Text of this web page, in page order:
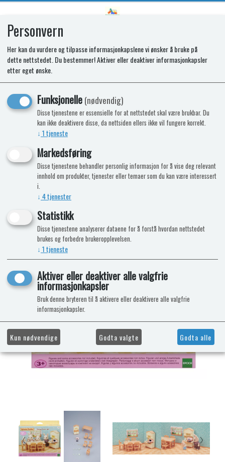
SYLVANIAN KJØKKENINNREDNING -
5340
• Kjøkkenskap med dører og skuffer som
kan åpnes, og uttrekkbar arbeidsbenk
• Med spisebord, 4 stoler og én høystol til
baby
• Med mikrobølgeovn, dekketøy og annet
tilbehør
Kampanje
Personvern
Her kan du vurdere og tilpasse informasjonkapslene vi ønsker å bruke på
dette nettstedet. Du bestemmer! Aktiver eller deaktiver informasjonkapsler
etter eget ønske.
Funksjonelle(nødvendig)
Disse tjenestene er essensielle for at nettstedet skal være brukbar. Du
kan ikke deaktivere disse, da nettsiden ellers ikke vil fungere korrekt.
↓ 1tjeneste
Markedsføring
Disse tjenestene behandler personlig informasjon for å vise deg relevant
innhold om produkter, tjenester eller temaer som du kan være interessert
i.
↓ 4tjenester
Statistikk
Disse tjenestene analyserer dataene for å forstå hvordan nettstedet
brukes og forbedre brukeropplevelsen.
↓ 1tjeneste
Aktiver eller deaktiver alle valgfrie
informasjonkapsler
Bruk denne bryteren til å aktivere eller deaktivere alle valgfrie
informasjonkapsler.
Kun nødvendige Godta valgte Godta alle